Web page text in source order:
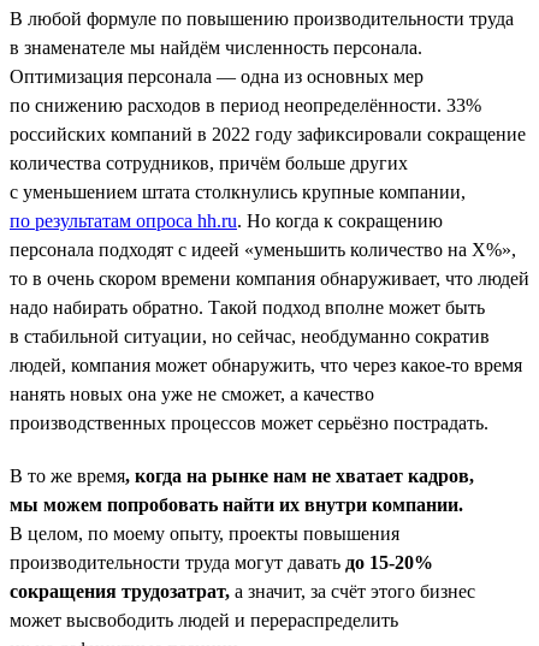
В любой формуле по повышению производительности труда
в знаменателе мы найдём численность персонала.
Оптимизация персонала — одна из основных мер
по снижению расходов в период неопределённости. 33%
российских компаний в 2022 году зафиксировали сокращение
количества сотрудников, причём больше других
с уменьшением штата столкнулись крупные компании,
по результатам опроса hh.ru. Но когда к сокращению
персонала подходят с идеей «уменьшить количество на Х%»,
то в очень скором времени компания обнаруживает, что людей
надо набирать обратно. Такой подход вполне может быть
в стабильной ситуации, но сейчас, необдуманно сократив
людей, компания может обнаружить, что через какое-то время
нанять новых она уже не сможет, а качество
производственных процессов может серьёзно пострадать.
В то же время, когда на рынке нам не хватает кадров,
мы можем попробовать найти их внутри компании.
В целом, по моему опыту, проекты повышения
производительности труда могут давать до 15‑20%
сокращения трудозатрат, а значит, за счёт этого бизнес
может высвободить людей и перераспределить